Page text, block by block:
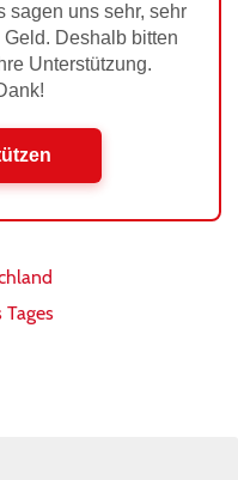
sagen uns sehr, sehr
Deshalb bitten
Unterstützung.
Tages